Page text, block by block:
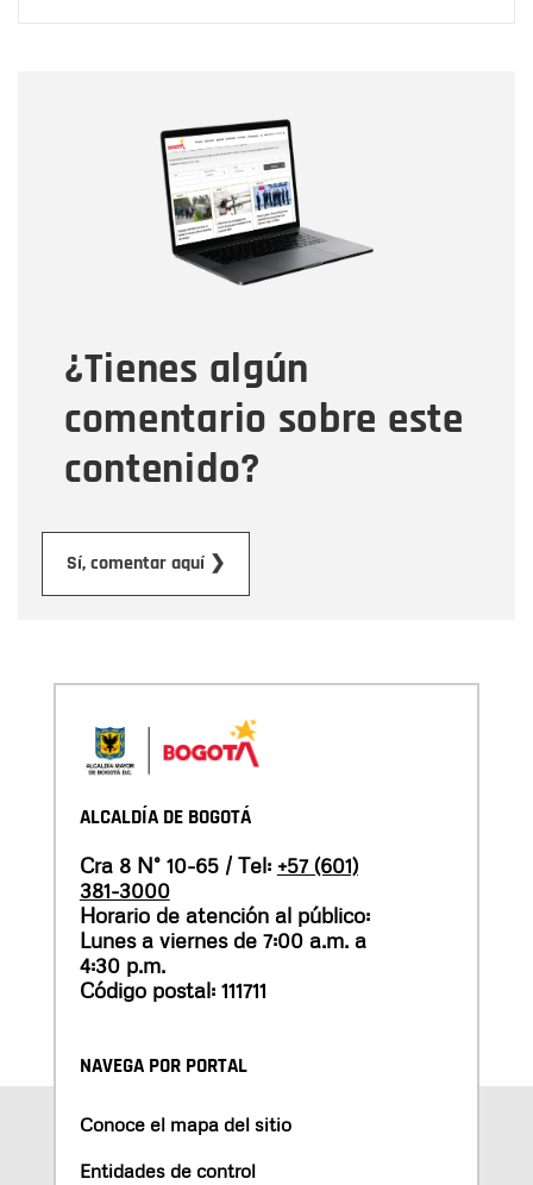
¿Tienes algún
comentario sobre este
contenido?
Sí, comentar aquí ❯
Correo electrónico
Tipo de comentario
Mensaje
ALCALDÍA DE BOGOTÁ
Cra 8 N° 10-65 / Tel: +57 (601)
381-3000
Horario de atención al público:
Lunes a viernes de 7:00 a.m. a
4:30 p.m.
Código postal: 111711
NAVEGA POR PORTAL
Conoce el mapa del sitio
Entidades de control